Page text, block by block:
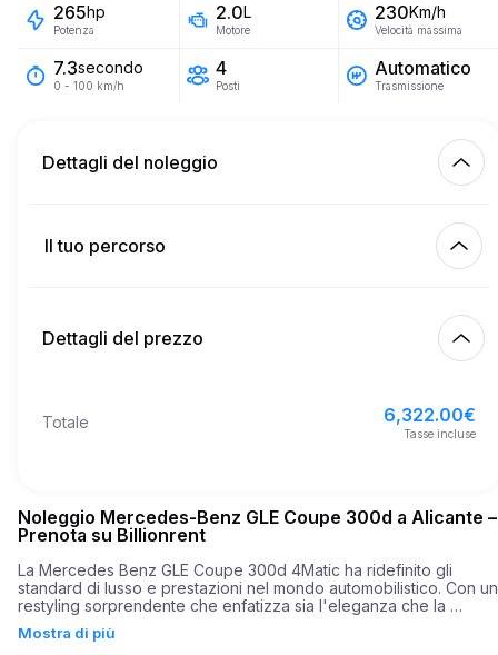
265hp
Potenza
2.0L
Motore
230Km/h
Velocità massima
7.3secondo
0 - 100 km/h
4
Posti
Automatico
Trasmissione
Dettagli del noleggio
450.00
21
4,000.00 €
Il tuo percorso
Fine
Dettagli del prezzo
Totale 6,322.00€
Tasse incluse
Noleggio Mercedes-Benz GLE Coupe 300d a Alicante –
Prenota su Billionrent
La Mercedes Benz GLE Coupe 300d 4Matic ha ridefinito gli
standard di lusso e prestazioni nel mondo automobilistico. Con un
restyling sorprendente che enfatizza sia l'eleganza che la
Immagina di sfrecciare davanti ai luoghi storici della città,
Mostra di più